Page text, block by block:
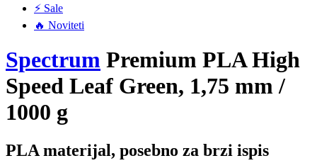
⚡ Sale
🔥 Noviteti
Spectrum Premium PLA High
Speed Leaf Green, 1,75 mm /
1000 g
PLA materijal, posebno za brzi ispis